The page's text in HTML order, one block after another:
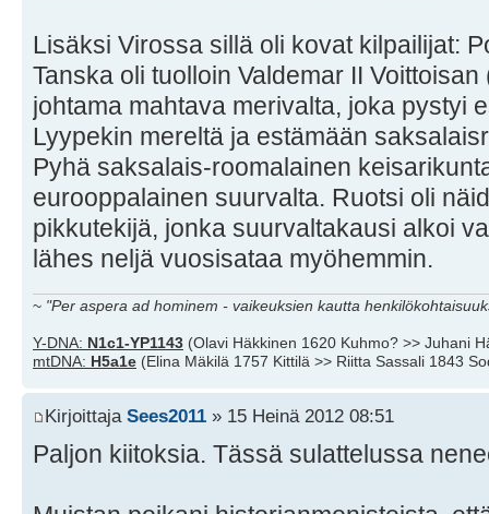
Lisäksi Virossa sillä oli kovat kilpailijat:
Tanska oli tuolloin Valdemar II
johtama mahtava merivalta, joka pystyi
Lyypekin mereltä ja estämään
Pyhä saksalais-roomalainen
eurooppalainen suurvalta. Ruotsi oli
pikkutekijä, jonka suurvaltakausi alkoi
lähes neljä vuosisataa myöhemmin.
~ "Per aspera ad hominem - vaikeuksien kautta
Y-DNA: N1c1-YP1143 (Olavi Häkkinen 1620 Kuhmo? >> Juhani
mtDNA: H5a1e (Elina Mäkilä 1757 Kittilä >> Riitta Sassali 1843
Kirjoittaja Sees2011 » 15 Heinä 2012 08:51
Paljon kiitoksia. Tässä sulattelussa